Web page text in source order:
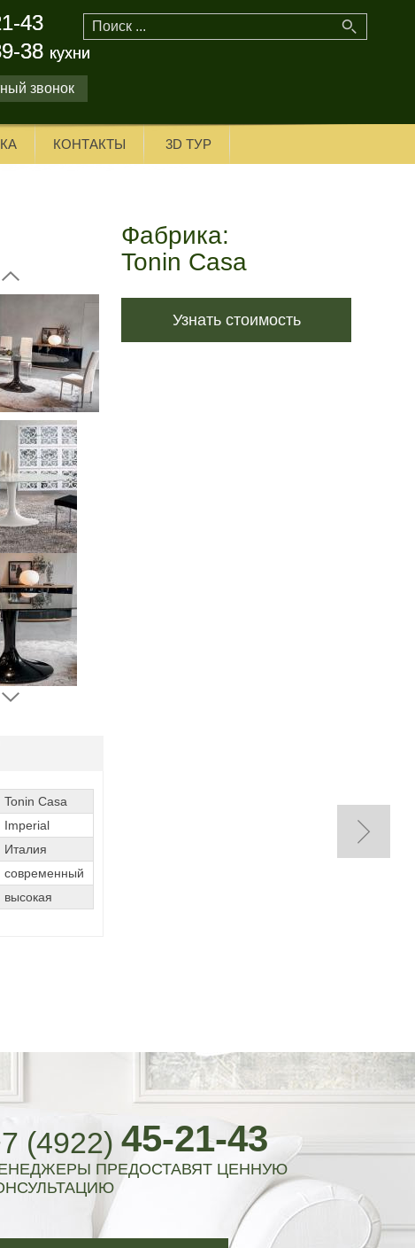
43
38 кухни
звонок
43
38 кухни
КОНТАКТЫ 3D ТУР
Фабрика:
Tonin Casa
Узнать стоимость
Tonin Casa
Imperial
Италия
современный
высокая
(4922) 45-21-43
ПРЕДОСТАВЯТ ЦЕННУЮ